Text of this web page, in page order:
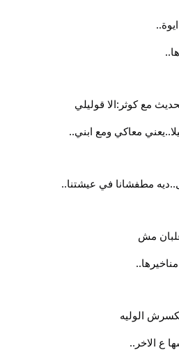
مع كوثر:الا قوليلي
معاكي ومع ابني..
مطفشانا في عيشتنا..
مش
الوليه
ع الاخر..